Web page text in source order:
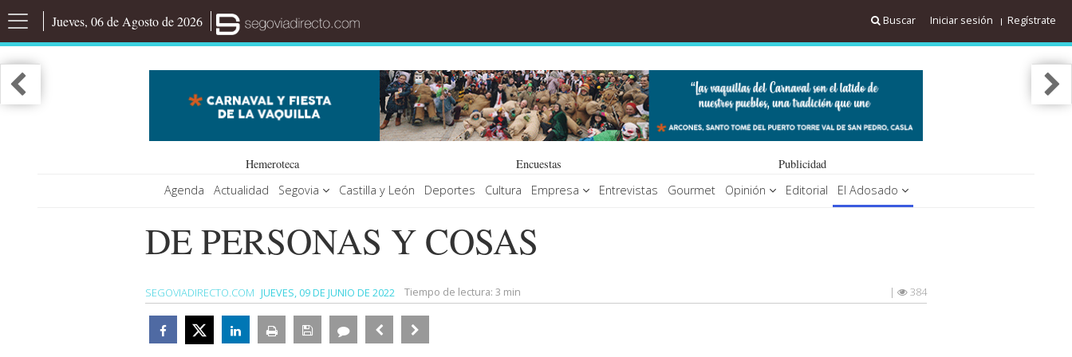
Jueves, 06 de Agosto de 2026 Buscar Iniciar sesión Regístrate
Hemeroteca Encuestas
Publicidad
Agenda
Actualidad Segovia Castilla y León Deportes Cultura Empresa Entrevistas Gourmet Opinión Editorial El Adosado
DE PERSONAS Y COSAS
SEGOVIADIRECTO.COM | 384
JUEVES, 09 DE JUNIO DE 2022 Tiempo de lectura: 3 min